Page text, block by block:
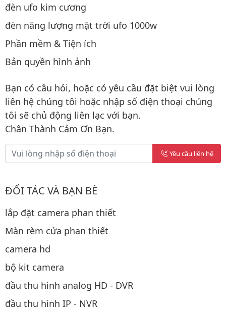
đèn ufo kim cương
đèn năng lượng mặt trời ufo 1000w
Phần mềm & Tiện ích
Bản quyền hình ảnh
Bạn có câu hỏi, hoặc có yêu cầu đặt biệt vui lòng
liên hệ chúng tôi hoặc nhập số điện thoại chúng
tôi sẽ chủ động liên lạc với bạn.
Chân Thành Cảm Ơn Bạn.
Yêu cầu liên hệ
ĐỐI TÁC VÀ BẠN BÈ
lắp đặt camera phan thiết
Màn rèm cửa phan thiết
camera hd
bộ kit camera
đầu thu hình analog HD - DVR
đầu thu hình IP - NVR